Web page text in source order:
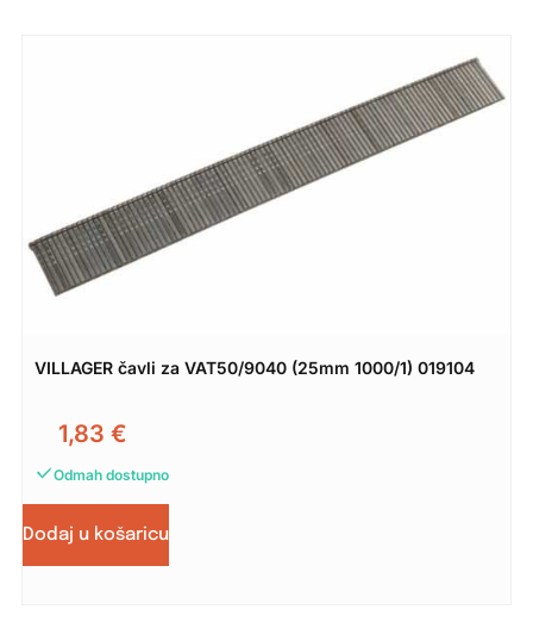
VILLAGER čavli za VAT50/9040 (25mm 1000/1) 019104
1,83 €
Odmah dostupno
Dodaj u košaricu